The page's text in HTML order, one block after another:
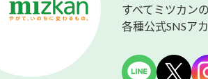
すべてミツカン
各種公式SNSア